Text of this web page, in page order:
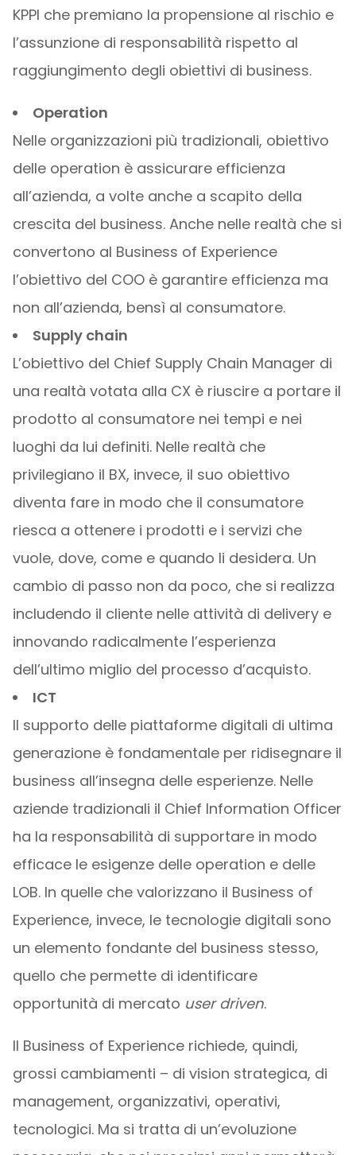
KPPI che premiano la propensione al rischio e
l’assunzione di responsabilità rispetto al
raggiungimento degli obiettivi di business.
Operation
Nelle organizzazioni più tradizionali, obiettivo
delle operation è assicurare efficienza
all’azienda, a volte anche a scapito della
crescita del business. Anche nelle realtà che si
convertono al Business of Experience
l’obiettivo del COO è garantire efficienza ma
non all’azienda, bensì al consumatore.
Supply chain
L’obiettivo del Chief Supply Chain Manager di
una realtà votata alla CX è riuscire a portare il
prodotto al consumatore nei tempi e nei
luoghi da lui definiti. Nelle realtà che
privilegiano il BX, invece, il suo obiettivo
diventa fare in modo che il consumatore
riesca a ottenere i prodotti e i servizi che
vuole, dove, come e quando li desidera. Un
cambio di passo non da poco, che si realizza
includendo il cliente nelle attività di delivery e
innovando radicalmente l’esperienza
dell’ultimo miglio del processo d’acquisto.
ICT
Il supporto delle piattaforme digitali di ultima
generazione è fondamentale per ridisegnare il
business all’insegna delle esperienze. Nelle
aziende tradizionali il Chief Information Officer
ha la responsabilità di supportare in modo
efficace le esigenze delle operation e delle
LOB. In quelle che valorizzano il Business of
Experience, invece, le tecnologie digitali sono
un elemento fondante del business stesso,
quello che permette di identificare
opportunità di mercato user driven.
Il Business of Experience richiede, quindi,
grossi cambiamenti – di vision strategica, di
management, organizzativi, operativi,
tecnologici. Ma si tratta di un’evoluzione